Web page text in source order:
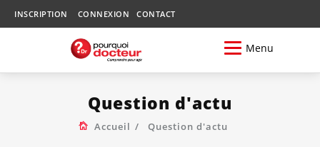
INSCRIPTION CONNEXION CONTACT
Menu
Question d'actu
Accueil Question d'actu